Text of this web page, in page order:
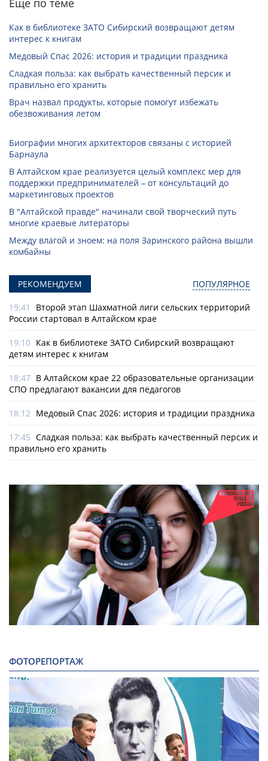
Еще по теме
Как в библиотеке ЗАТО Сибирский возвращают детям
интерес к книгам
Медовый Спас 2026: история и традиции праздника
Сладкая польза: как выбрать качественный персик и
правильно его хранить
Врач назвал продукты, которые помогут избежать
обезвоживания летом
Биографии многих архитекторов связаны с историей
Барнаула
В Алтайском крае реализуется целый комплекс мер для
поддержки предпринимателей – от консультаций до
маркетинговых проектов
В "Алтайской правде" начинали свой творческий путь
многие краевые литераторы
Между влагой и зноем: на поля Заринского района вышли
комбайны
РЕКОМЕНДУЕМ ПОПУЛЯРНОЕ
19:41
Второй этап Шахматной лиги сельских территорий
России стартовал в Алтайском крае
19:10 Как в библиотеке ЗАТО Сибирский возвращают
детям интерес к книгам
18:47 В Алтайском крае 22 образовательные организации
СПО предлагают вакансии для педагогов
18:12 Медовый Спас 2026: история и традиции праздника
17:45 Сладкая польза: как выбрать качественный персик и
правильно его хранить
ФОТОРЕПОРТАЖ